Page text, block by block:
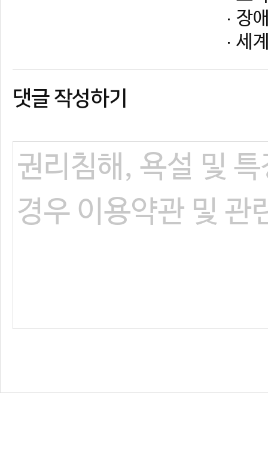
댓글 작성하기